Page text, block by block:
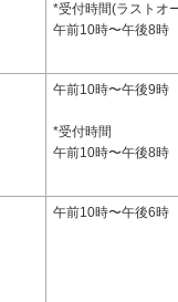
*受付時間(ラストオ
午前10時〜午後8時
午前10時〜午後9時
*受付時間
午前10時〜午後8時
午前10時〜午後6時